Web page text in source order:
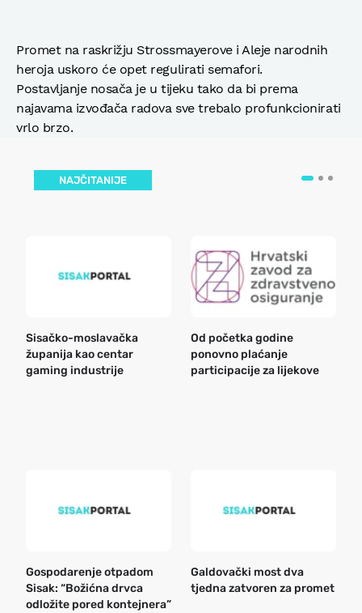
Promet na raskrižju Strossmayerove i Aleje narodnih
heroja uskoro će opet regulirati semafori.
Postavljanje nosača je u tijeku tako da bi prema
najavama izvođača radova sve trebalo profunkcionirati
vrlo brzo.
NAJČITANIJE
Sisačko-moslavačka
županija kao centar
gaming industrije
Od početka godine
ponovno plaćanje
participacije za lijekove
Gospodarenje otpadom
Sisak: “Božićna drvca
odložite pored kontejnera”
Galdovački most dva
tjedna zatvoren za promet